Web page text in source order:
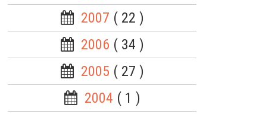
2007 ( 22 )
2006 ( 34 )
2005 ( 27 )
2004 ( 1 )